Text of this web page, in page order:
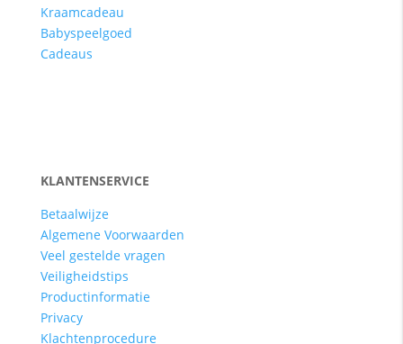
Kraamcadeau
Babyspeelgoed
Cadeaus
KLANTENSERVICE
Betaalwijze
Algemene Voorwaarden
Veel gestelde vragen
Veiligheidstips
Productinformatie
Privacy
Klachtenprocedure